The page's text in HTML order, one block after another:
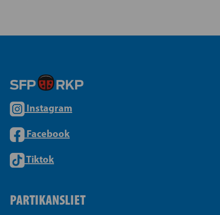
Instagram
Facebook
Tiktok
PARTIKANSLIET